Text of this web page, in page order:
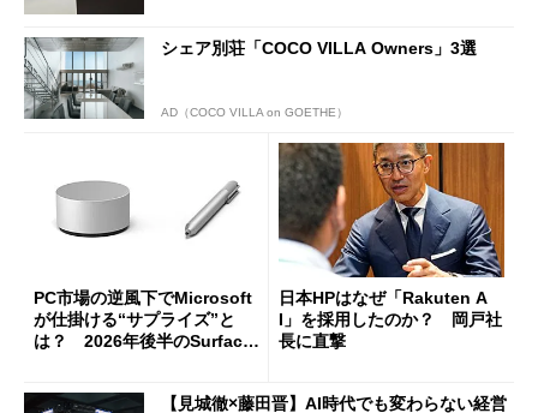
シェア別荘「COCO VILLA Owners」3選
AD（COCO VILLA on GOETHE）
PC市場の逆風下でMicrosoft
が仕掛ける“サプライズ”と
は？ 2026年後半のSurface
日本HPはなぜ「Rakuten A
I」を採用したのか？ 岡戸社
長に直撃
【見城徹×藤田晋】AI時代でも変わらない経営